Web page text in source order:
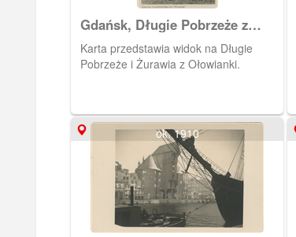
Gdańsk, Długie Pobrzeże z
Żurawiem
Karta przedstawia widok na Długie
Pobrzeże i Żurawia z Ołowianki.
ok. 1910